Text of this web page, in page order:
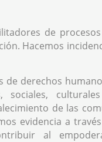
de
Hacemos
de derechos
sociales,
de las
evidencia a
al